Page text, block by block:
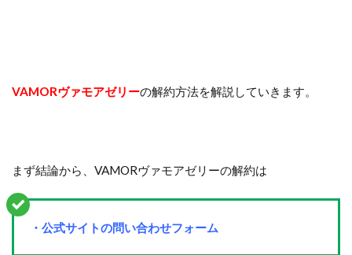
VAMORヴァモアゼリーの解約方法を解説していきます。
まず結論から、VAMORヴァモアゼリーの解約は
・公式サイトの問い合わせフォーム